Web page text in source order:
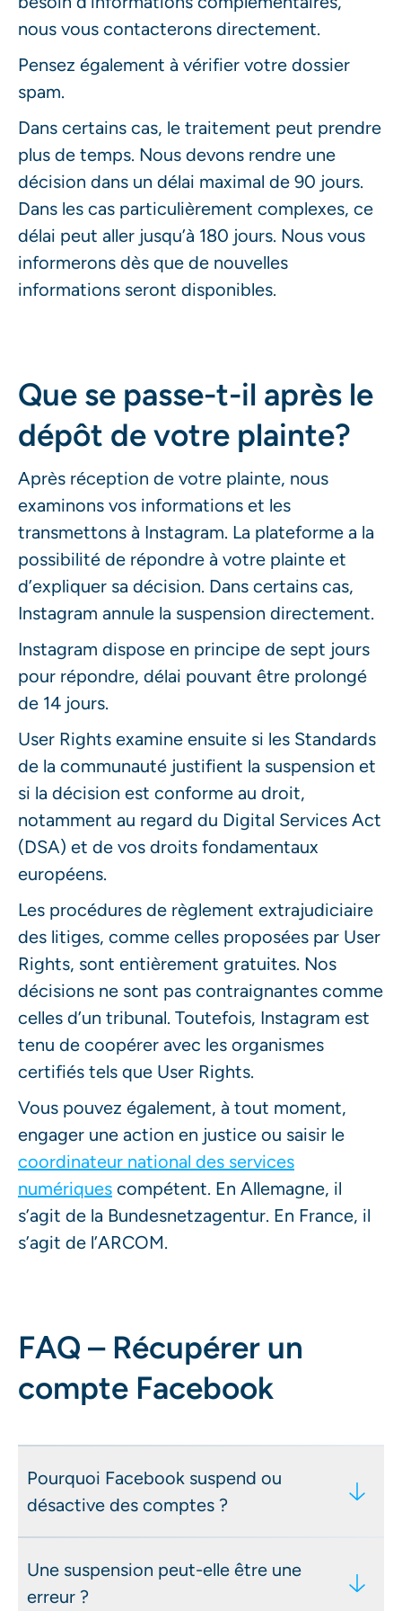
nous vous contacterons directement.
Pensez également à vérifier votre dossier
spam.
Dans certains cas, le traitement peut prendre
plus de temps. Nous devons rendre une
décision dans un délai maximal de 90 jours.
Dans les cas particulièrement complexes, ce
délai peut aller jusqu’à 180 jours. Nous vous
informerons dès que de nouvelles
informations seront disponibles.
Que se passe-t-il après le
dépôt de votre plainte?
Après réception de votre plainte, nous
examinons vos informations et les
transmettons à Instagram. La plateforme a la
possibilité de répondre à votre plainte et
d’expliquer sa décision. Dans certains cas,
Instagram annule la suspension directement.
Instagram dispose en principe de sept jours
pour répondre, délai pouvant être prolongé
de 14 jours.
User Rights examine ensuite si les Standards
de la communauté justifient la suspension et
si la décision est conforme au droit,
notamment au regard du Digital Services Act
(DSA) et de vos droits fondamentaux
européens.
Les procédures de règlement extrajudiciaire
des litiges, comme celles proposées par User
Rights, sont entièrement gratuites. Nos
décisions ne sont pas contraignantes comme
celles d’un tribunal. Toutefois, Instagram est
tenu de coopérer avec les organismes
certifiés tels que User Rights.
Vous pouvez également, à tout moment,
engager une action en justice ou saisir le
coordinateur national des services
numériques compétent. En Allemagne, il
s’agit de la Bundesnetzagentur. En France, il
s’agit de l’ARCOM.
FAQ – Récupérer un
compte Facebook
Pourquoi Facebook suspend ou
désactive des comptes ?
dépend de deux facteurs : la gravité et
la fréquence des violations des
Une suspension peut-elle être une
erreur ?